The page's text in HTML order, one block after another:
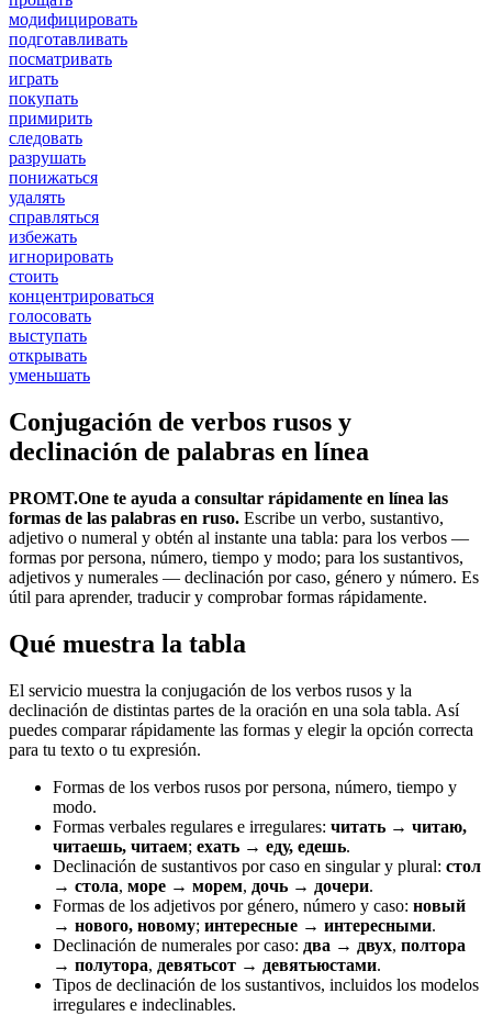
модифицировать
подготавливать
посматривать
играть
покупать
примирить
следовать
разрушать
понижаться
удалять
справляться
избежать
игнорировать
стоить
концентрироваться
голосовать
выступать
открывать
уменьшать
Conjugación de verbos rusos y
declinación de palabras en línea
PROMT.One te ayuda a consultar rápidamente en línea las
formas de las palabras en ruso. Escribe un verbo, sustantivo,
adjetivo o numeral y obtén al instante una tabla: para los verbos —
formas por persona, número, tiempo y modo; para los sustantivos,
adjetivos y numerales — declinación por caso, género y número. Es
útil para aprender, traducir y comprobar formas rápidamente.
Qué muestra la tabla
El servicio muestra la conjugación de los verbos rusos y la
declinación de distintas partes de la oración en una sola tabla. Así
puedes comparar rápidamente las formas y elegir la opción correcta
para tu texto o tu expresión.
Formas de los verbos rusos por persona, número, tiempo y
modo.
Formas verbales regulares e irregulares: читать → читаю,
читаешь, читаем; ехать → еду, едешь.
Declinación de sustantivos por caso en singular y plural: стол
→ стола, море → морем, дочь → дочери.
Formas de los adjetivos por género, número y caso: новый
→ нового, новому; интересные → интересными.
Declinación de numerales por caso: два → двух, полтора
→ полутора, девятьсот → девятьюстами.
Tipos de declinación de los sustantivos, incluidos los modelos
irregulares e indeclinables.